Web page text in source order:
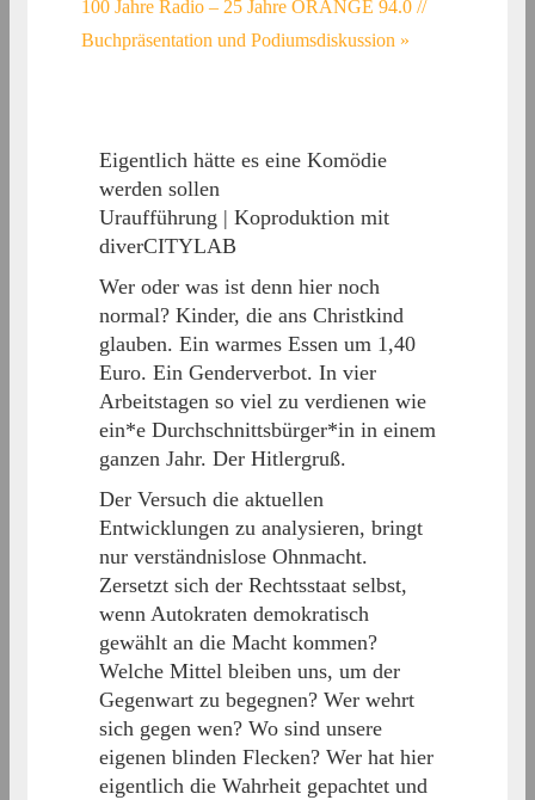
100 Jahre Radio – 25 Jahre ORANGE 94.0 //
Buchpräsentation und Podiumsdiskussion »
Eigentlich hätte es eine Komödie
werden sollen
Uraufführung | Koproduktion mit
diverCITYLAB
Wer oder was ist denn hier noch
normal? Kinder, die ans Christkind
glauben. Ein warmes Essen um 1,40
Euro. Ein Genderverbot. In vier
Arbeitstagen so viel zu verdienen wie
ein*e Durchschnittsbürger*in in einem
ganzen Jahr. Der Hitlergruß.
Der Versuch die aktuellen
Entwicklungen zu analysieren, bringt
nur verständnislose Ohnmacht.
Zersetzt sich der Rechtsstaat selbst,
wenn Autokraten demokratisch
gewählt an die Macht kommen?
Welche Mittel bleiben uns, um der
Gegenwart zu begegnen? Wer wehrt
sich gegen wen? Wo sind unsere
eigenen blinden Flecken? Wer hat hier
eigentlich die Wahrheit gepachtet und